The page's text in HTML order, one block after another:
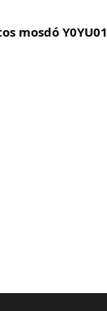
mosdó Y0YU01